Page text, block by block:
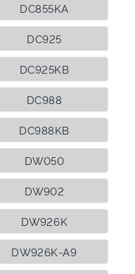
DC855KA
DC925
DC925KB
DC988
DC988KB
DW050
DW902
DW926K
DW926K-A9